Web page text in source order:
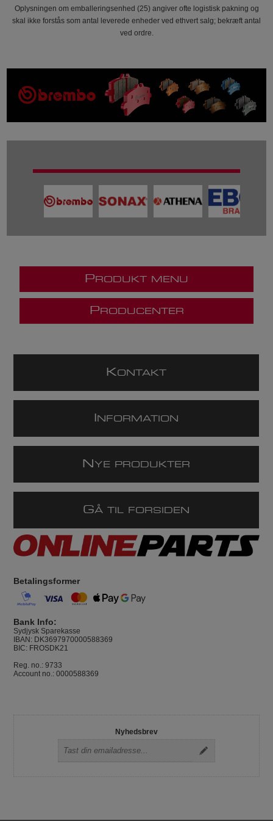
Oplysningen om emballeringsenhed (25) angiver ofte logistisk pakning og
skal ikke forstås som antal leverede enheder ved ethvert salg; bekræft antal
ved ordre.
P RODUKT MENU
P RODUCENTER
KONTAKT
NFORMATION
N YE PRODUKTER
GÅ TIL FORSIDEN
Betalingsformer
Bank Info:
Sydjysk Sparekasse
IBAN: DK3697970000588369
BIC: FROSDK21
Reg. no.: 9733
Account no.: 0000588369
Nyhedsbrev